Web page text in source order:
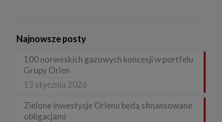
Najnowsze posty
100 norweskich gazowych koncesji w portfelu
Grupy Orlen
13 stycznia 2026
Zielone inwestycje Orlenu będą sfinansowane
obligacjami